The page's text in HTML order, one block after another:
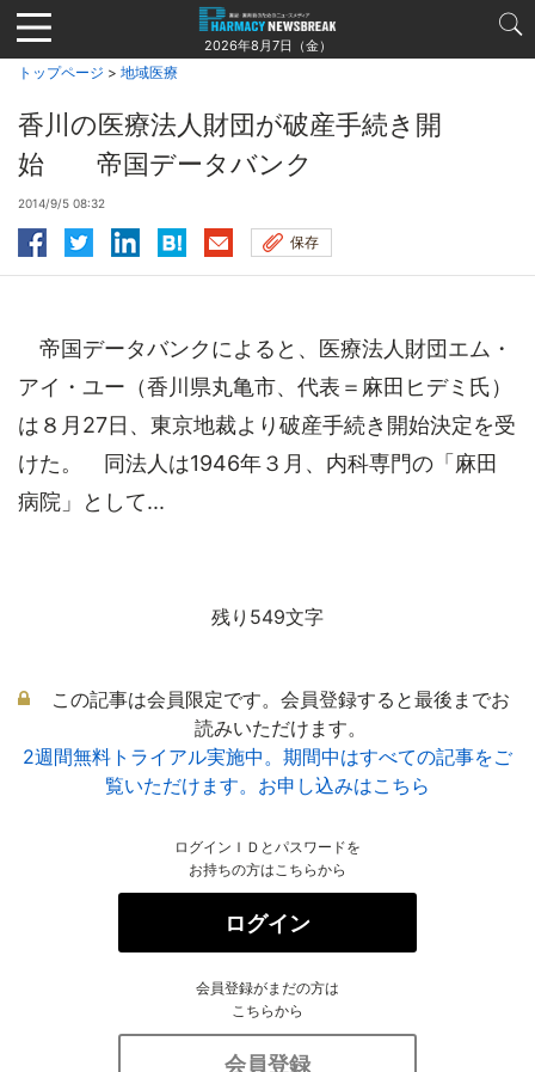
Jump
to
navigation
2026年8月7日（金）
トップページ > 地域医療
香川の医療法人財団が破産手続き開
始 帝国データバンク
2014/9/5 08:32
保存
帝国データバンクによると、医療法人財団エム・
アイ・ユー（香川県丸亀市、代表＝麻田ヒデミ氏）
は８月27日、東京地裁より破産手続き開始決定を受
けた。 同法人は1946年３月、内科専門の「麻田
病院」として...
残り549文字
この記事は会員限定です。会員登録すると最後までお
読みいただけます。
2週間無料トライアル実施中。期間中はすべての記事をご
覧いただけます。お申し込みはこちら
ログインＩＤとパスワードを
お持ちの方はこちらから
ログイン
会員登録がまだの方は
こちらから
会員登録